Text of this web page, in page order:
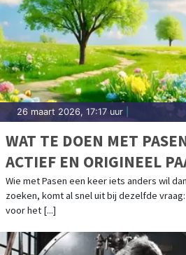
26 maart 2026, 17:17 uur
WAT TE DOEN MET
ACTIEF EN ORIGINEEL
Wie met Pasen een keer iets anders wil
zoeken, komt al snel uit bij dezelfde
voor het [...]